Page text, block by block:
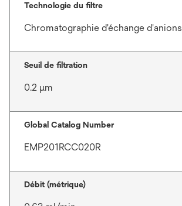
Technologie du filtre
Chromatographie d'échange d'anions
Seuil de filtration
0.2 μm
Global Catalog Number
EMP201RCC020R
Débit (métrique)